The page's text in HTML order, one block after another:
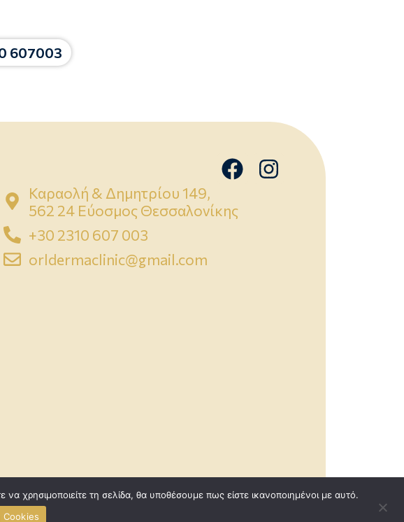
607003
Καραολή & Δημητρίου 149,
562 24 Εύοσμος Θεσσαλονίκης
+30 2310 607 003
orldermaclinic@gmail.com
χρησιμοποιείτε τη σελίδα, θα υποθέσουμε πως είστε ικανοποιημένοι με αυτό.
Cookies